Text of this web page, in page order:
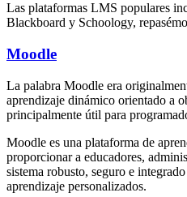
Las plataformas LMS populares
Blackboard y Schoology,
Moodle
La palabra Moodle era
aprendizaje dinámico orientado a
principalmente útil para
Moodle es una plataforma de
proporcionar a educadores,
sistema robusto, seguro e
aprendizaje personalizados.